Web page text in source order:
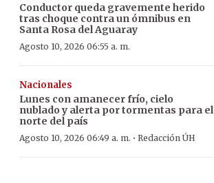
Conductor queda gravemente herido
tras choque contra un ómnibus en
Santa Rosa del Aguaray
Agosto 10, 2026 06:55 a. m.
Nacionales
Lunes con amanecer frío, cielo
nublado y alerta por tormentas para el
norte del país
Agosto 10, 2026 06:49 a. m. · Redacción ÚH